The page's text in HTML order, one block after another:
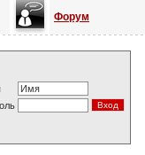
Форум